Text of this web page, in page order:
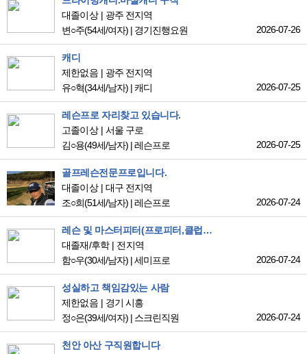
대졸이상
광주 전지역
변○주(54세/여자) | 경기진행요원 2026-07-26
캐디
제한없음
광주 전지역
유○혁(34세/남자) |캐디 2026-07-25
레슨프로 자리찾고 있습니다.
고졸이상
서울 구로
김○용(49세/남자) |레슨프로 2026-07-25
골프레슨전문프로입니다.
대졸이상
대구 전지역
조○희(51세/남자) |레슨프로 2026-07-24
레슨 및 마스터피터(프로피터,클럽어셈블리) 자리 찾고있습니다
대졸재/후학
전지역
함○우(30세/남자) |세미프로 2026-07-24
성실하고 책임감있는 사람
제한없음
경기 시흥
정○은(39세/여자) | 스크린직원 2026-07-24
천안 아산 구직원합니다